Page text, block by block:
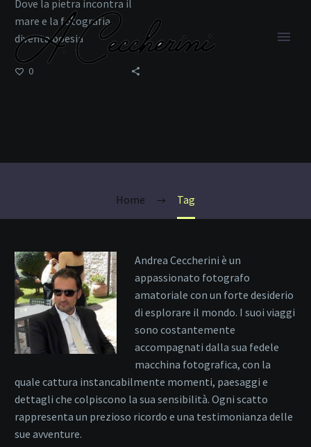
Home Tag
Dove la pietra incontra il
mare e la fotografia
diventa poesia
0
Andrea Ceccherini è un
appassionato fotografo
amatoriale con un forte desiderio
di esplorare il mondo. I suoi viaggi
sono costantemente
accompagnati dalla sua fedele
macchina fotografica, con la
quale cattura instancabilmente momenti, paesaggi e
dettagli che colpiscono la sua sensibilità. Ogni scatto
rappresenta un prezioso ricordo e una testimonianza delle
sue avventure.